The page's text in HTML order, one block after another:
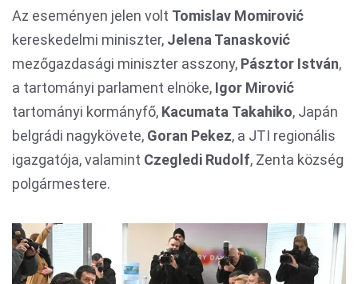
Az eseményen jelen volt Tomislav Momirović
kereskedelmi miniszter, Jelena Tanasković
mezőgazdasági miniszter asszony, Pásztor István,
a tartományi parlament elnöke, Igor Mirović
tartományi kormányfő, Kacumata Takahiko, Japán
belgrádi nagykövete, Goran Pekez, a JTI regionális
igazgatója, valamint Czegledi Rudolf, Zenta község
polgármestere.